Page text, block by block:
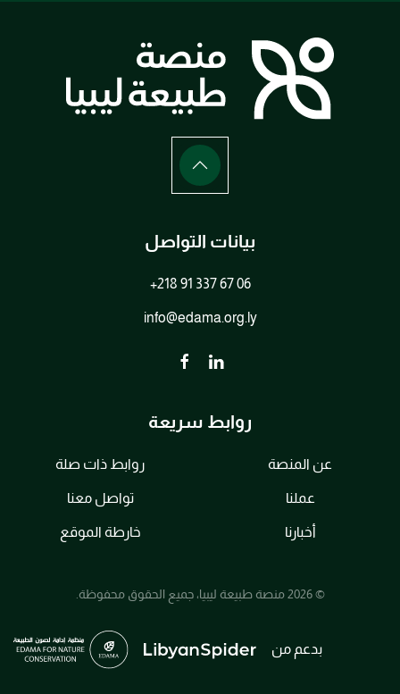
بيانات التواصل
+218 91 337 67 06
info@edama.org.ly
روابط سريعة
عن المنصة
عملنا
أخبارنا
روابط ذات صلة
تواصل معنا
خارطة الموقع
© 2026 منصة طبيعة ليبيا، جميع الحقوق محفوظة.
بدعم من